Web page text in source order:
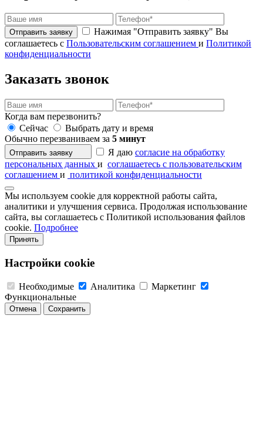
Нажимая "Отправить заявку" Вы
соглашаетесь с Пользовательским соглашением и Политикой
конфиденциальности
Заказать звонок
Когда вам перезвонить?
Сейчас
Выбрать дату и время
Обычно перезваниваем за 5 минут
Отправить заявку Я даю согласие на обработку
персональных данных и соглашаетесь с пользовательским
соглашением и политикой конфиденциальности
Мы используем cookie для корректной работы сайта,
аналитики и улучшения сервиса. Продолжая использование
сайта, вы соглашаетесь с Политикой использования файлов
cookie. Подробнее
Принять
Настройки cookie
Необходимые Аналитика
Маркетинг
Функциональные
Отмена Сохранить